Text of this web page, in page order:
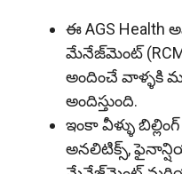
ఈ AGS Health
మేనేజ్‌మెంట్
అందించే వాళ్ళకి
అందిస్తుంది.
ఇంకా వీళ్ళు
అనలిటిక్స్,